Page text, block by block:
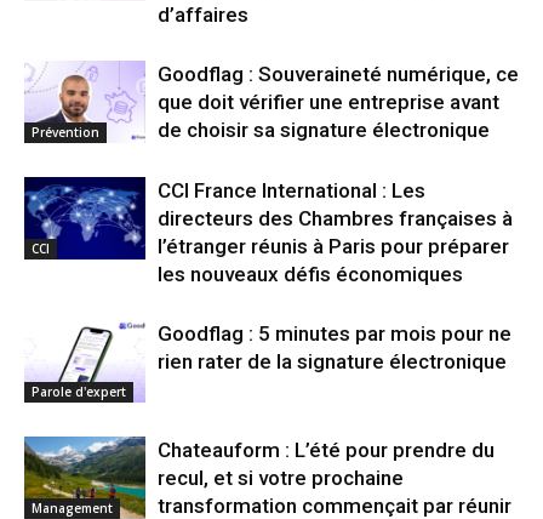
d’affaires
Prévention
Goodflag : Souveraineté numérique, ce
que doit vérifier une entreprise avant
de choisir sa signature électronique
CCI
CCI France International : Les
directeurs des Chambres françaises à
l’étranger réunis à Paris pour préparer
les nouveaux défis économiques
Parole d'expert
Goodflag : 5 minutes par mois pour ne
rien rater de la signature électronique
Management
Chateauform : L’été pour prendre du
recul, et si votre prochaine
transformation commençait par réunir